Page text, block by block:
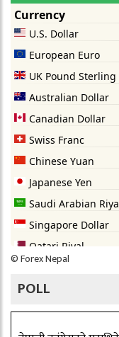
©Forex Nepal
POLL